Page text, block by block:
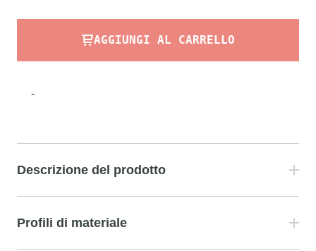
AGGIUNGI AL CARRELLO
-
Descrizione del prodotto
Profili di materiale